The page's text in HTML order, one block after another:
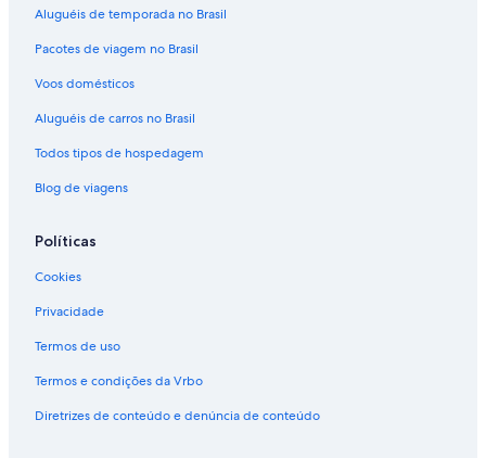
Aluguéis de temporada no Brasil
Pacotes de viagem no Brasil
Voos domésticos
Aluguéis de carros no Brasil
Todos tipos de hospedagem
Blog de viagens
Políticas
Cookies
Privacidade
Termos de uso
Termos e condições da Vrbo
Diretrizes de conteúdo e denúncia de conteúdo